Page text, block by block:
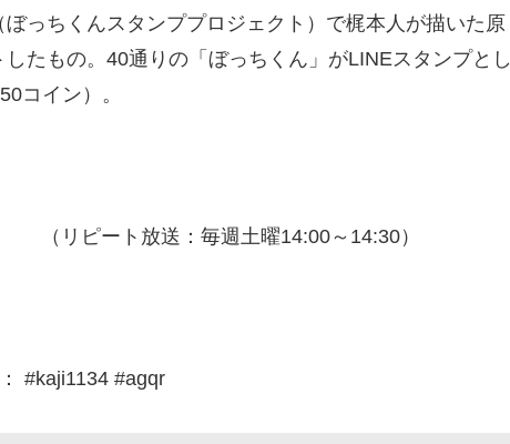
っちくんスタンププロジェクト）で梶本人が描いた原
たもの。40通りの「ぼっちくん」がLINEスタンプとし
コイン）。
リピート放送：毎週土曜14:00～14:30）
#kaji1134 #agqr